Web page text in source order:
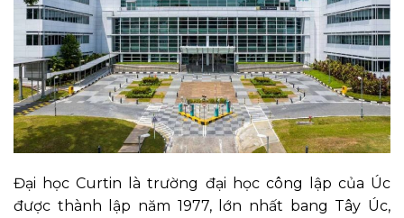
Đại học Curtin là trường đại học công lập của Úc
được thành lập năm 1977, lớn nhất bang Tây Úc,